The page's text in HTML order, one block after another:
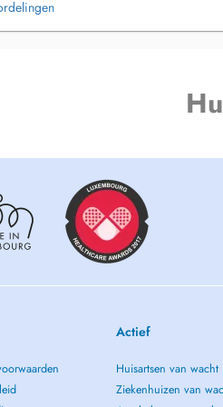
Actief
Huisartsen van wacht
Ziekenhuizen van